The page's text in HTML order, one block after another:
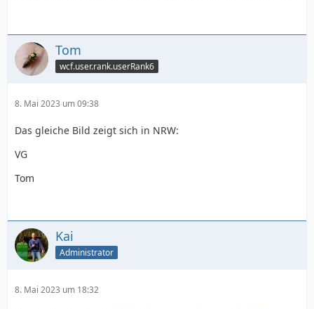
Tom
wcf.user.rank.userRank6
8. Mai 2023 um 09:38
Das gleiche Bild zeigt sich in NRW:
VG
Tom
Kai
Administrator
8. Mai 2023 um 18:32